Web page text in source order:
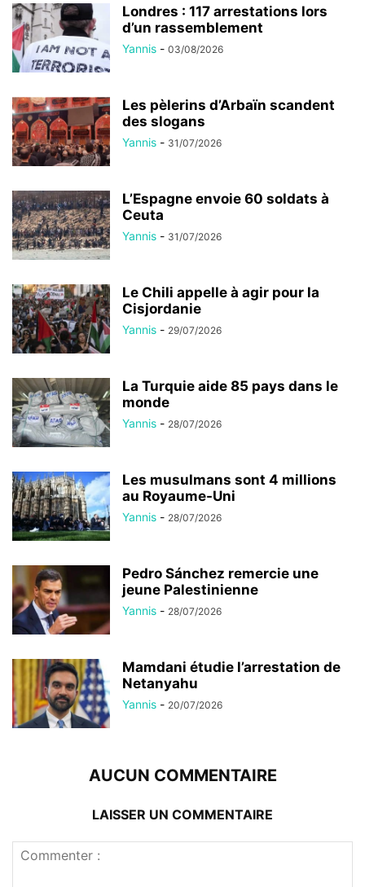
Londres : 117 arrestations lors
d’un rassemblement
Yannis - 03/08/2026
Les pèlerins d’Arbaïn scandent
des slogans
Yannis - 31/07/2026
L’Espagne envoie 60 soldats à
Ceuta
Yannis - 31/07/2026
Le Chili appelle à agir pour la
Cisjordanie
Yannis - 29/07/2026
La Turquie aide 85 pays dans le
monde
Yannis - 28/07/2026
Les musulmans sont 4 millions
au Royaume-Uni
Yannis - 28/07/2026
Pedro Sánchez remercie une
jeune Palestinienne
Yannis - 28/07/2026
Mamdani étudie l’arrestation de
Netanyahu
Yannis - 20/07/2026
AUCUN COMMENTAIRE
LAISSER UN COMMENTAIRE